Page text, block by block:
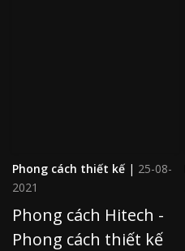
Phong cách thiết kế | 25-08-
2021
Phong cách Hitech -
Phong cách thiết kế